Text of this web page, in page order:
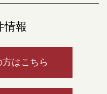
情報
はこちら